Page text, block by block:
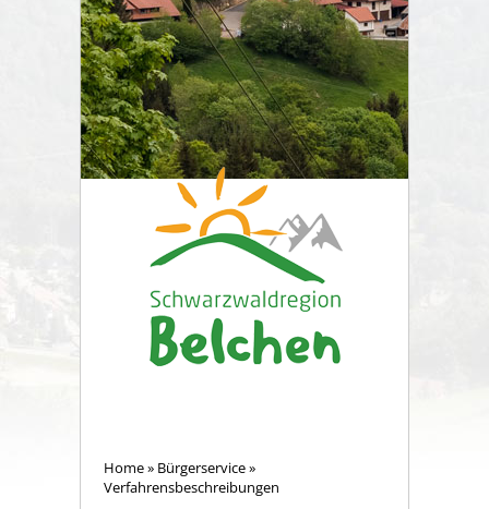
Home» Bürgerservice»
Verfahrensbeschreibungen